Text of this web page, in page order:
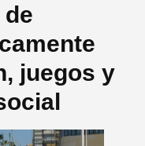
juegos y